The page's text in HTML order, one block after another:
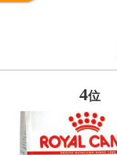
4位